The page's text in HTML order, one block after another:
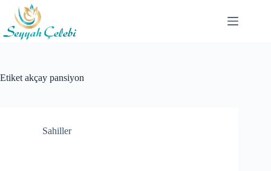
content
Etiket akçay pansiyon
Sahiller